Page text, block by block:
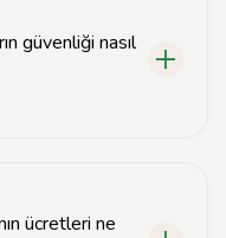
güvenliği nasıl
ücretleri ne